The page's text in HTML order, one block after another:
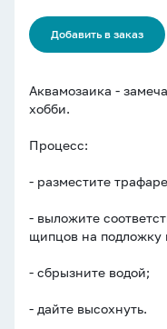
Добавить в заказ
Аквамозаика -
хобби.
Процесс:
- разместите
- выложите
щипцов на подложку
- сбрызните водой;
- дайте высохнуть.